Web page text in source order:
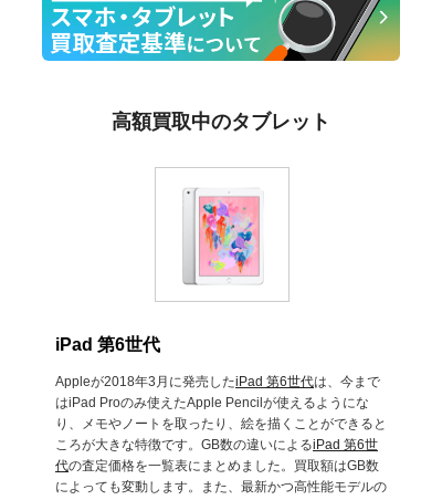
高額買取中のタブレット
iPad 第6世代
Appleが2018年3月に発売したiPad 第6世代は、今まで
はiPad Proのみ使えたApple Pencilが使えるようにな
り、メモやノートを取ったり、絵を描くことができると
ころが大きな特徴です。GB数の違いによるiPad 第6世
代の査定価格を一覧表にまとめました。買取額はGB数
によっても変動します。また、最新かつ高性能モデルの